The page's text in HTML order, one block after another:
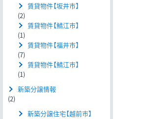
賃貸物件【坂井市】
(2)
賃貸物件【鯖江市】
(1)
賃貸物件【福井市】
(7)
賃貸物件【鯖江市】
(1)
新築分譲情報
(2)
新築分譲住宅【越前市】